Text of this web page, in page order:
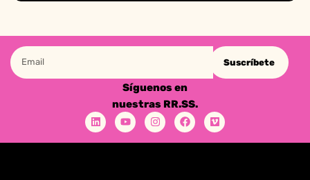
Suscríbete
Síguenos en
nuestras RR.SS.